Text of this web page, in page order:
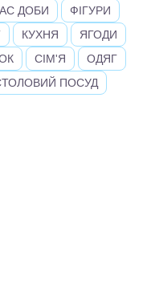
ДОБИ
ФІГУРИ
КУХНЯ
ЯГОДИ
СІМ'Я
ОДЯГ
ПОСУД